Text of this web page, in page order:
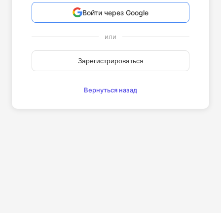
Войти через Google
или
Зарегистрироваться
Вернуться назад